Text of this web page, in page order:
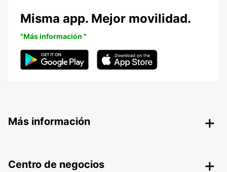
Misma app. Mejor movilidad.
"Más información "
Más información
Centro de negocios